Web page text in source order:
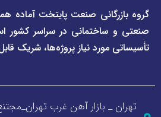
صنعت پایتخت آماده همکاری با
در سراسر کشور است و با
نیاز پروژه‌ها، شریک قابل اعتماد شما
بازار آهن غرب تهران_مجتنع تجاری